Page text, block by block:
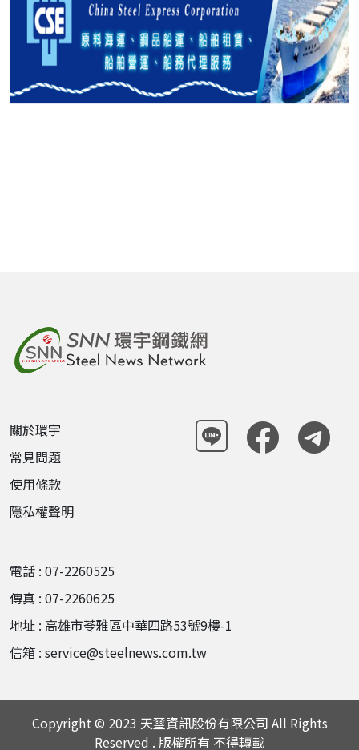
關於環宇
常見問題
使用條款
隱私權聲明
電話 : 07-2260525
傳真 : 07-2260625
地址 : 高雄市苓雅區中華四路53號9樓-1
信箱 : service@steelnews.com.tw
Copyright © 2023 天璽資訊股份有限公司 All Rights
Reserved . 版權所有 不得轉載